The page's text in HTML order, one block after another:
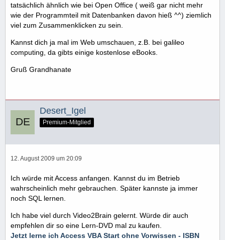
tatsächlich ähnlich wie bei Open Office ( weiß gar nicht mehr
wie der Programmteil mit Datenbanken davon hieß ^^) ziemlich
viel zum Zusammenklicken zu sein.
Kannst dich ja mal im Web umschauen, z.B. bei galileo
computing, da gibts einige kostenlose eBooks.
Gruß Grandhanate
Desert_Igel
Premium-Mitglied
12. August 2009 um 20:09
Ich würde mit Access anfangen. Kannst du im Betrieb
wahrscheinlich mehr gebrauchen. Später kannste ja immer
noch SQL lernen.
Ich habe viel durch Video2Brain gelernt. Würde dir auch
empfehlen dir so eine Lern-DVD mal zu kaufen.
Jetzt lerne ich Access VBA Start ohne Vorwissen - ISBN